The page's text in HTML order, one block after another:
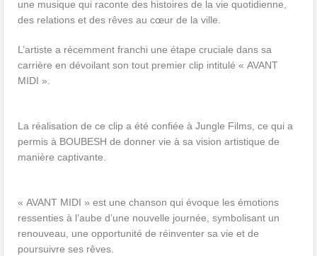
une musique qui raconte des histoires de la vie quotidienne,
des relations et des rêves au cœur de la ville.
L’artiste a récemment franchi une étape cruciale dans sa
carrière en dévoilant son tout premier clip intitulé « AVANT
MIDI ».
La réalisation de ce clip a été confiée à Jungle Films, ce qui a
permis à BOUBESH de donner vie à sa vision artistique de
manière captivante.
« AVANT MIDI » est une chanson qui évoque les émotions
ressenties à l’aube d’une nouvelle journée, symbolisant un
renouveau, une opportunité de réinventer sa vie et de
poursuivre ses rêves.